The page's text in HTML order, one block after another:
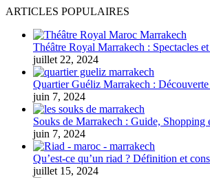
ARTICLES POPULAIRES
Théâtre Royal Marrakech : Spectacles
juillet 22, 2024
Quartier Guéliz Marrakech :
juin 7, 2024
Souks de Marrakech : Guide, Shopping
juin 7, 2024
Qu’est-ce qu’un riad ? Définition et
juillet 15, 2024